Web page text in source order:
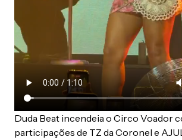
Duda Beat incendeia o Circo Voador
participações de TZ da Coronel e